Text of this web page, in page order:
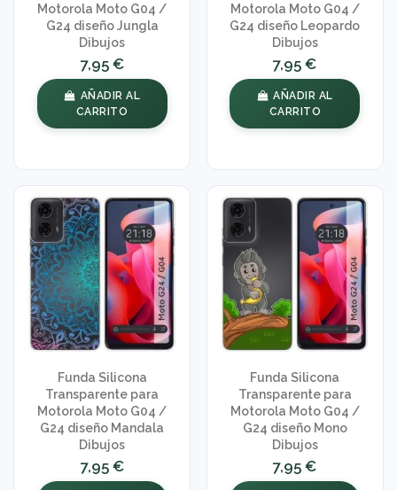
Motorola Moto G04 /
G24 diseño Jungla
Dibujos
7,95 €
AÑADIR AL
CARRITO
Motorola Moto G04 /
G24 diseño Leopardo
Dibujos
7,95 €
AÑADIR AL
CARRITO
Funda Silicona
Transparente para
Motorola Moto G04 /
G24 diseño Mandala
Dibujos
7,95 €
Funda Silicona
Transparente para
Motorola Moto G04 /
G24 diseño Mono
Dibujos
7,95 €